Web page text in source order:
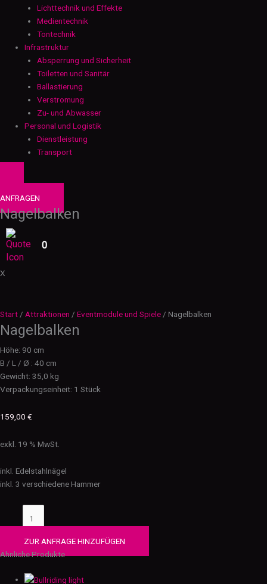
Lichttechnik und Effekte
Medientechnik
Tontechnik
Infrastruktur
Absperrung und Sicherheit
Toiletten und Sanitär
Ballastierung
Verstromung
Zu- und Abwasser
Personal und Logistik
Dienstleistung
Transport
ANFRAGEN
Nagelbalken
0
X
Start / Attraktionen / Eventmodule und Spiele / Nagelbalken
Nagelbalken
Höhe: 90 cm
B / L / Ø : 40 cm
Gewicht: 35,0 kg
Verpackungseinheit: 1 Stück
159,00 €
exkl. 19 % MwSt.
inkl. Edelstahlnägel
inkl. 3 verschiedene Hammer
ZUR ANFRAGE HINZUFÜGEN
Ähnliche Produkte